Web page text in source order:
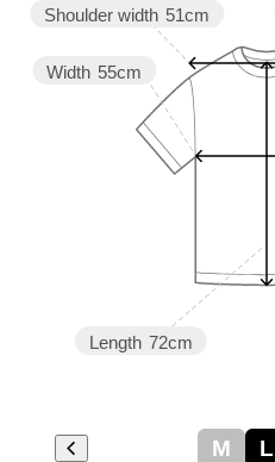
Length 72cm
Width 55cm
Shoulder width 51cm
M L